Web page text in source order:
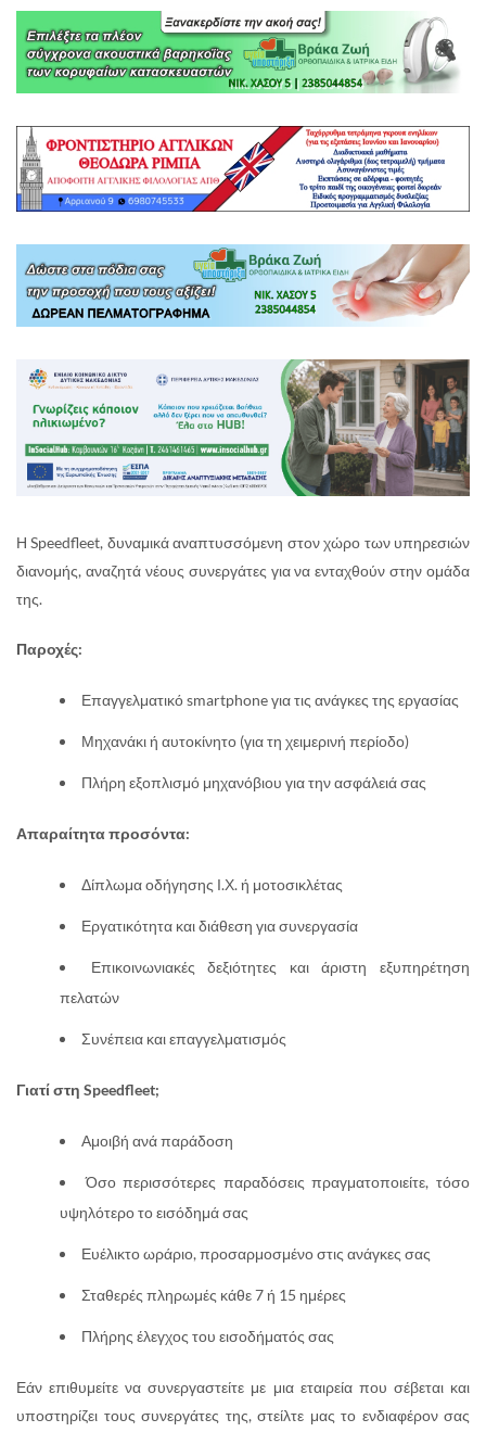
Η Speedfleet, δυναμικά αναπτυσσόμενη στον χώρο των υπηρεσιών
διανομής, αναζητά νέους συνεργάτες για να ενταχθούν στην ομάδα
της.
Παροχές:
Επαγγελματικό smartphone για τις ανάγκες της εργασίας
Μηχανάκι ή αυτοκίνητο (για τη χειμερινή περίοδο)
Πλήρη εξοπλισμό μηχανόβιου για την ασφάλειά σας
Απαραίτητα προσόντα:
Δίπλωμα οδήγησης Ι.Χ. ή μοτοσικλέτας
Εργατικότητα και διάθεση για συνεργασία
Επικοινωνιακές δεξιότητες και άριστη εξυπηρέτηση
πελατών
Συνέπεια και επαγγελματισμός
Γιατί στη Speedfleet;
Αμοιβή ανά παράδοση
Όσο περισσότερες παραδόσεις πραγματοποιείτε, τόσο
υψηλότερο το εισόδημά σας
Ευέλικτο ωράριο, προσαρμοσμένο στις ανάγκες σας
Σταθερές πληρωμές κάθε 7 ή 15 ημέρες
Πλήρης έλεγχος του εισοδήματός σας
Εάν επιθυμείτε να συνεργαστείτε με μια εταιρεία που σέβεται και
υποστηρίζει τους συνεργάτες της, στείλτε μας το ενδιαφέρον σας